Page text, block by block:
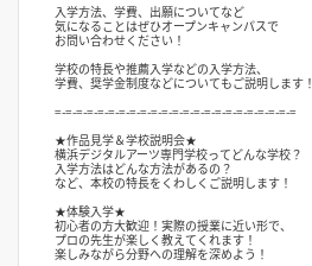
入学方法、学費、出願についてなど
気になることはぜひオープンキャンパスで
お問い合わせください！
学校の特長や推薦入学などの入学方法、
学費、奨学金制度などについてもご説明します！
=-=-=-=-=-=-=-=-=-=-=-=-=-=-=-=-=-=-=-=-=-=-=
★作品見学＆学校説明会★
横浜デジタルアーツ専門学校ってどんな学校？
入学方法はどんな方法があるの？
など、本校の特長をくわしくご説明します！
★体験入学★
初心者の方大歓迎！実際の授業に近い形で、
プロの先生が楽しく教えてくれます！
楽しみながら分野への理解を深めよう！